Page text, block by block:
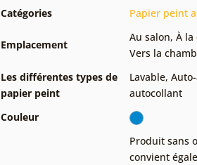
Catégories Papier peint
Emplacement
Au salon, À la
Vers la
Les différentes types de
papier peint
Lavable,
autocollant
Couleur
Produit sans
convient